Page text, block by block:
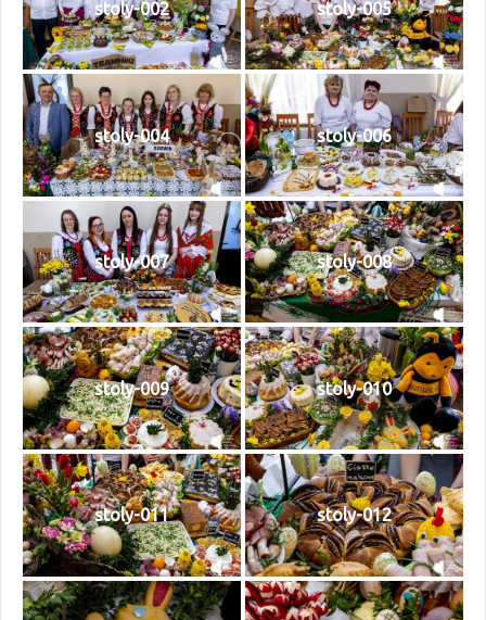
stoly-002 stoly-005
stoly-004 stoly-006
stoly-007 stoly-008
stoly-009 stoly-010
stoly-011 stoly-012